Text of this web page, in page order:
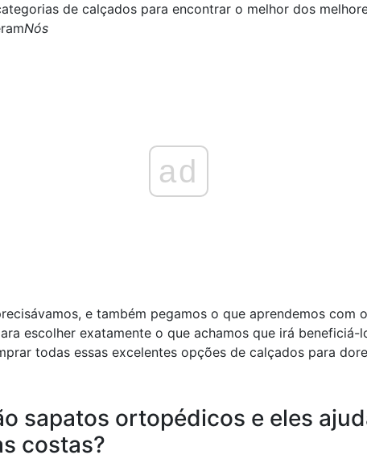
de calçados para encontrar o melhor dos
Nós
ad
e também pegamos o que aprendemos com
escolher exatamente o que achamos que irá beneficiá-
todas essas excelentes opções de calçados para
sapatos ortopédicos e eles
costas?